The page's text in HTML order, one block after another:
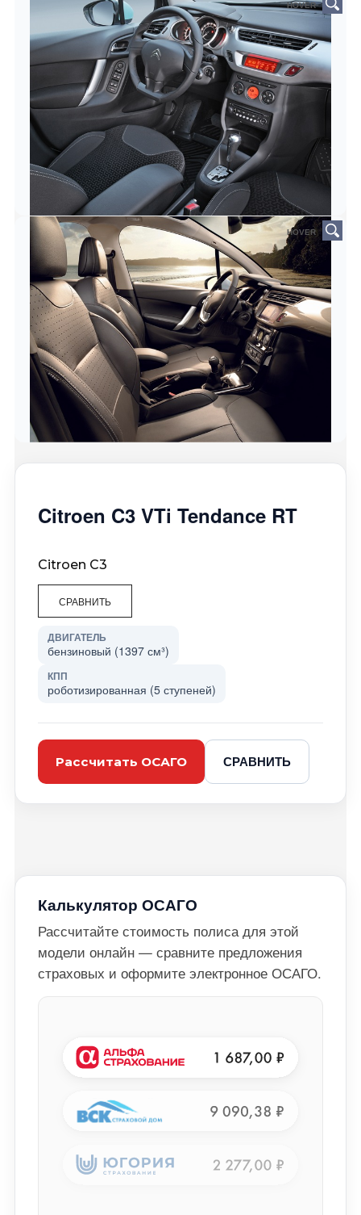
HOVER
HOVER
Citroen C3 VTi Tendance RT
Citroen C3
СРАВНИТЬ
ДВИГАТЕЛЬ
бензиновый (1397 см³)
КПП
роботизированная (5 ступеней)
Рассчитать ОСАГО СРАВНИТЬ
Калькулятор ОСАГО
Рассчитайте стоимость полиса для этой
модели онлайн — сравните предложения
страховых и оформите электронное ОСАГО.